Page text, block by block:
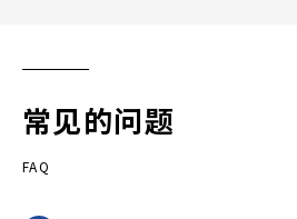
常见的问题
FAQ